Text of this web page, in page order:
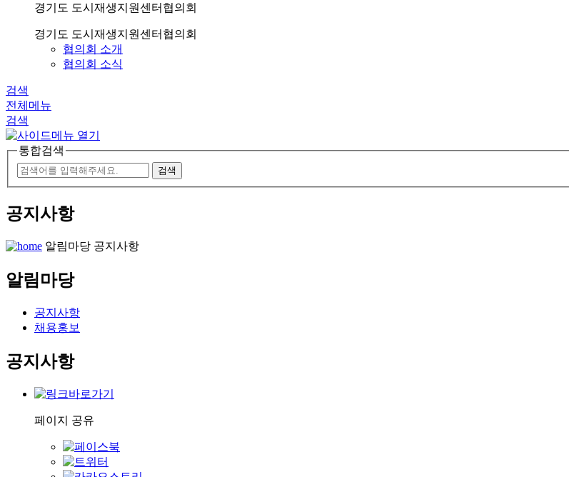
경기도 도시재생지원센터협의회
경기도 도시재생지원센터협의회
협의회 소개
협의회 소식
검색
전체메뉴
검색
통합검색
공지사항
알림마당 공지사항
알림마당
공지사항
채용홍보
공지사항
페이지 공유